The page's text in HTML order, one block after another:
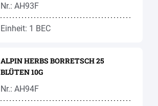
Nr.: AH93F
Einheit: 1 BEC
ALPIN HERBS BORRETSCH 25
BLÜTEN 10G
Nr.: AH94F